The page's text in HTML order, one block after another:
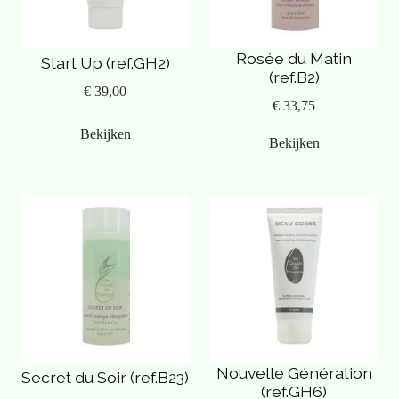
Breng de gel na het scheren zorgvuldig en zuinig aan.
Samenstelling:
Natuurlijk vitamine E, Aloë Vera gel, zonnebloemolie,
druivenpitolie, amandelolie, jojobaolie, korenbloem hydrolaat,
Start Up (ref.GH2)
€ 39,00
Bekijken
Rosée du Matin
(ref.B2)
€ 33,75
Bekijken
Secret du Soir (ref.B23)
Nouvelle Génération
(ref.GH6)